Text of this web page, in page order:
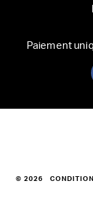
Paiement
© 2026